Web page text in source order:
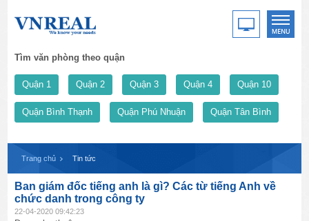
Tìm văn phòng theo quận
Quận 1 Quận 2 Quận 3 Quận 4 Quận 10
Quận Bình Thạnh Quận Phú Nhuận Quận Tân Bình
Trang chủ Tin tức
Ban giám đốc tiếng anh là gì? Các từ tiếng Anh về
chức danh trong công ty
22-04-2020 09:42:23